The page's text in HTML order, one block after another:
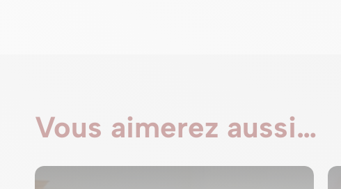
Vous aimerez aussi…